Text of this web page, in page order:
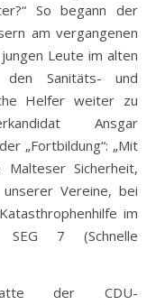
So begann der
am vergangenen
Leute im alten
Sanitäts- und
Helfer weiter zu
Ansgar
„Fortbildung“: „Mit
Sicherheit,
Vereine, bei
im
7 (Schnelle
der CDU-